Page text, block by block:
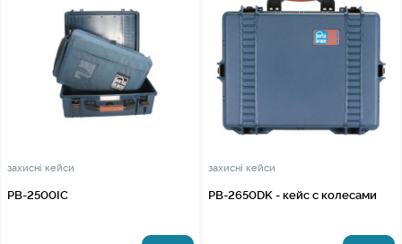
захисні кейси
PB-2500IC
захисні кейси
PB-2650DK - кейс с колесами